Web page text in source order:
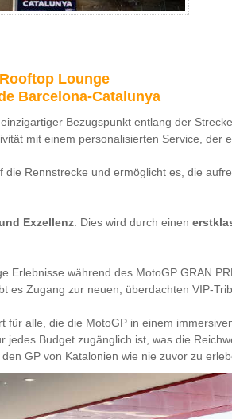
Rooftop Lounge
Barcelona-Catalunya
Bezugspunkt entlang der
mit einem personalisierten Service, der
die Rennstrecke und ermöglicht es, die
Exzellenz . Dies wird durch einen
während des MotoGP GRAN
Zugang zur neuen, überdachten VIP-
alle, die die MotoGP in einem
Budget zugänglich ist, was die
GP von Katalonien wie nie zuvor zu